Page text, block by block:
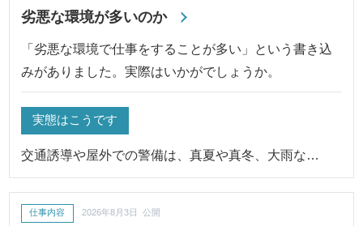
劣悪な環境が多いのか
「劣悪な環境で仕事をすることが多い」という書き込
みがありました。実際はいかがでしょうか。
実態はこうです
交通誘導や屋外での警備は、真夏や真冬、大雨な…
仕事内容 2026年8月3日 公開